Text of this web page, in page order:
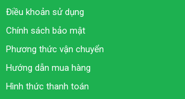
Điều khoản sử dụng
Chính sách bảo mật
Phương thức vận chuyển
Hướng dẫn mua hàng
Hình thức thanh toán